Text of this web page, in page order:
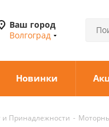
Ваш город
Волгоград
Новинки
и Принадлежности -